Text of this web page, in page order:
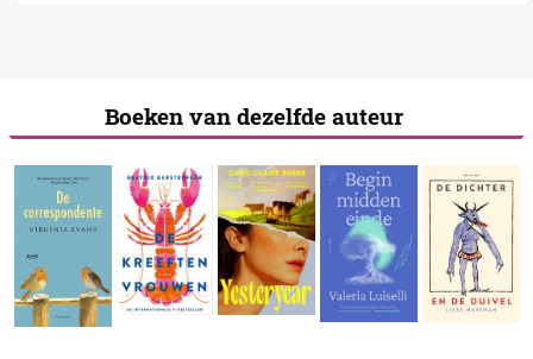
Boeken van dezelfde auteur